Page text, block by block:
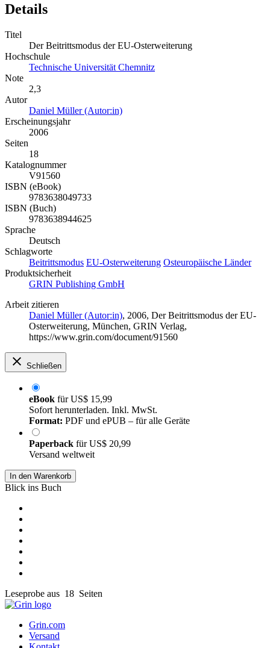
Details
Titel
Der Beitrittsmodus der EU-Osterweiterung
Hochschule
Technische Universität Chemnitz
Note
2,3
Autor
Daniel Müller (Autor:in)
Erscheinungsjahr
2006
Seiten
18
Katalognummer
V91560
ISBN (eBook)
9783638049733
ISBN (Buch)
9783638944625
Sprache
Deutsch
Schlagworte
Beitrittsmodus EU-Osterweiterung Osteuropäische Länder
Produktsicherheit
GRIN Publishing GmbH
Arbeit zitieren
Daniel Müller (Autor:in), 2006, Der Beitrittsmodus der EU-
Osterweiterung, München, GRIN Verlag,
https://www.grin.com/document/91560
Schließen
eBook fürUS$ 15,99
Sofort herunterladen. Inkl. MwSt.
Format: PDF und ePUB – für alle Geräte
Paperback fürUS$ 20,99
Versand weltweit
In den Warenkorb
Blick ins Buch
Leseprobe aus 18 Seiten
Grin.com
Versand